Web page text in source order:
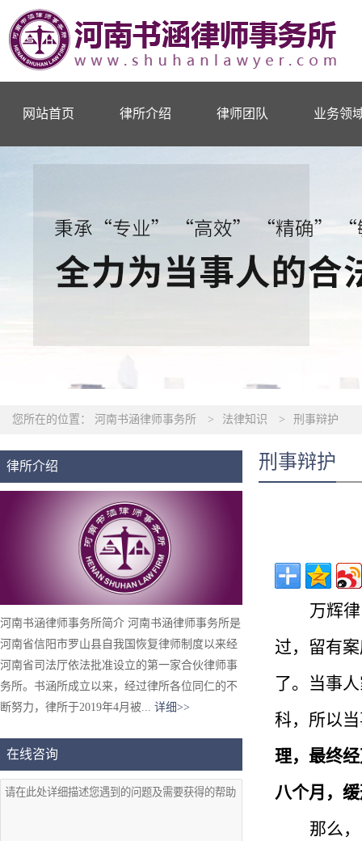
网站首页 律所介绍 律师团队 业务领
您所在的位置： 河南书涵律师事务所 > 法律知识 > 刑事辩护
律所介绍
河南书涵律师事务所简介 河南书涵律师事务所是
河南省信阳市罗山县自我国恢复律师制度以来经
河南省司法厅依法批准设立的第一家合伙律师事
务所。书涵所成立以来，经过律所各位同仁的不
断努力，律所于2019年4月被... 详细>>
在线咨询
刑事辩护
万辉
过，留有
了。当事
科，所以
理，最终
八个月，
那么，